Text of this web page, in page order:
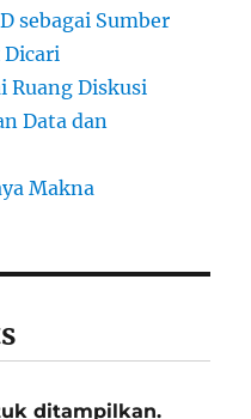
sebagai Sumber
Ruang Diskusi
Data dan
Makna
ditampilkan.